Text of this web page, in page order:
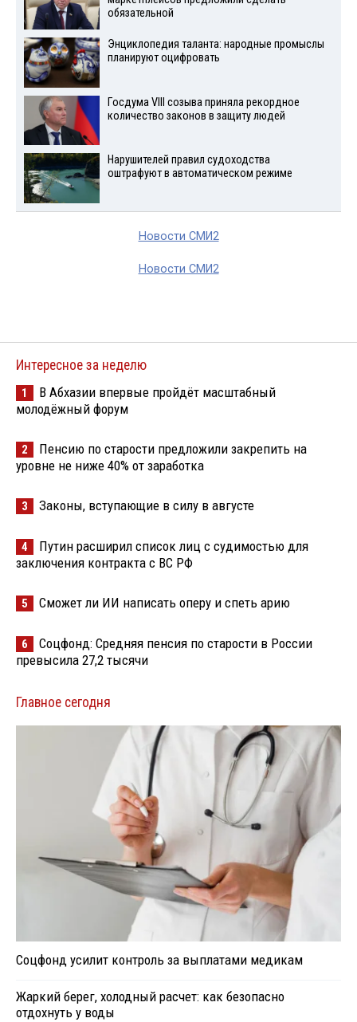
обязательной
Энциклопедия таланта: народные промыслы
планируют оцифровать
Госдума VIII созыва приняла рекордное
количество законов в защиту людей
Нарушителей правил судоходства
оштрафуют в автоматическом режиме
Новости СМИ2
Новости СМИ2
Интересное за неделю
1
В Абхазии впервые пройдёт масштабный
молодёжный форум
2
Пенсию по старости предложили закрепить на
уровне не ниже 40% от заработка
3 Законы, вступающие в силу в августе
4
Путин расширил список лиц с судимостью для
заключения контракта с ВС РФ
5 Сможет ли ИИ написать оперу и спеть арию
6
Соцфонд: Средняя пенсия по старости в России
превысила 27,2 тысячи
Главное сегодня
Соцфонд усилит контроль за выплатами медикам
Жаркий берег, холодный расчет: как безопасно
отдохнуть у воды